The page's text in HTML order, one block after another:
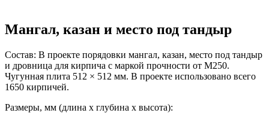
Мангал, казан и место под тандыр
Состав: В проекте порядовки мангал, казан, место под тандыр
и дровница для кирпича с маркой прочности от М250.
Чугунная плита 512 × 512 мм. В проекте использовано всего
1650 кирпичей.
Размеры, мм (длина x глубина x высота):